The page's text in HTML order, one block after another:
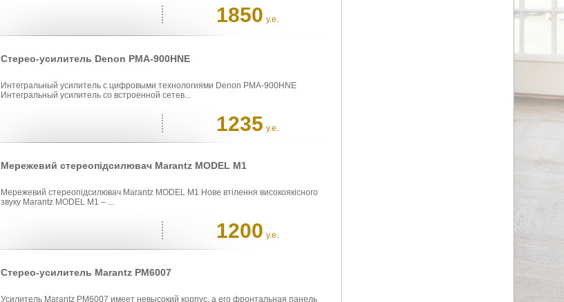
1850 у.е.
Стерео-усилитель Denon PMA-900HNE
Интегральный усилитель с цифровыми технологиями Denon PMA-900HNE
Интегральный усилитель со встроенной сетев...
1235 у.е.
Мережевий стереопідсилювач Marantz MODEL M1
Мережевий стереопідсилювач Marantz MODEL M1 Нове втілення високоякісного
звуку Marantz MODEL M1 – ...
1200 у.е.
Стерео-усилитель Marantz PM6007
Усилитель Marantz PM6007 имеет невысокий корпус, а его фронтальная панель